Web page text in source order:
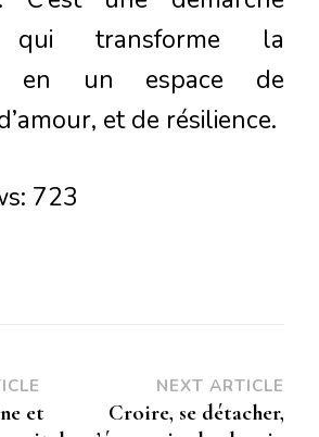
qui transforme la
en un espace de
et de résilience.
723
et
NEXT ARTICLE
Croire, se détacher,